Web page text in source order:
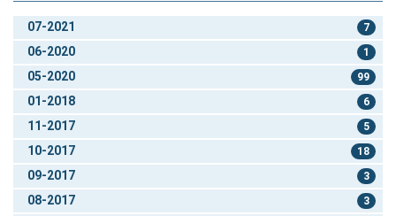
07-2021 7
06-2020 1
05-2020 99
01-2018 6
11-2017 5
10-2017 18
09-2017 3
08-2017 3